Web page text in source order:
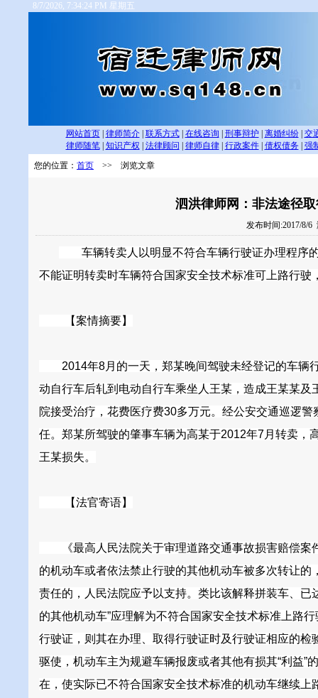
8/7/2026, 7:34:24 PM 星期五
网站首页 律师简介 联系方式| 在线咨询 刑事辩护 离婚纠纷
交
律师随笔
知识产权 法律顾问 律师自律 行政案件 债权债务
强
您的位置： 首页 >> 浏览文章
泗洪律师网：非法途径
发布时间:2017/8/6
车辆转卖人以明显不符合车辆行驶证办理程序
不能证明转卖时车辆符合国家安全技术标准可上路行
【案情摘要】
2014年8月的一天，郑某晚间驾驶未经登记的车辆
动自行车后轧到电动自行车乘坐人王某，造成王某某
院接受治疗，花费医疗费30多万元。经公安交通巡逻
任。郑某所驾驶的肇事车辆为高某于2012年7月转卖，
王某损失。
【法官寄语】
《最高人民法院关于审理道路交通事故损害赔偿案
的机动车或者依法禁止行驶的其他机动车被多次转让
责任的，人民法院应予以支持。类比该解释拼装车、
的其他机动车”应理解为不符合国家安全技术标准上路
行驶证，则其在办理、取得行驶证时及行驶证相应的
驱使，机动车主为规避车辆报废或者其他有损其“利益”
在，使实际已不符合国家安全技术标准的机动车继续